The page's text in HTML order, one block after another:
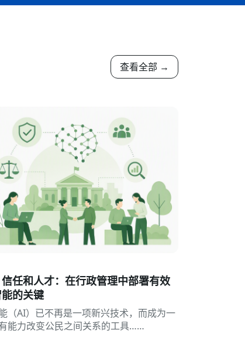
查看全部 →
任和人才：在行政管理中部署有效
的关键
（AI）已不再是一项新兴技术，而成为一
能力改变公民之间关系的工具……